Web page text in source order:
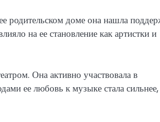
родительском доме она нашла
на ее становление как артистки и
Она активно участвовала в
ее любовь к музыке стала